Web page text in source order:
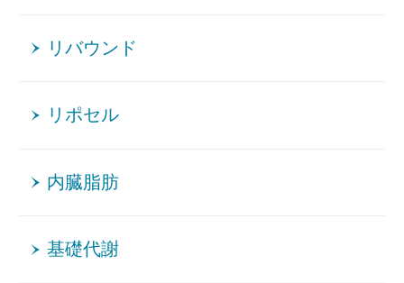
リバウンド
リポセル
内臓脂肪
基礎代謝